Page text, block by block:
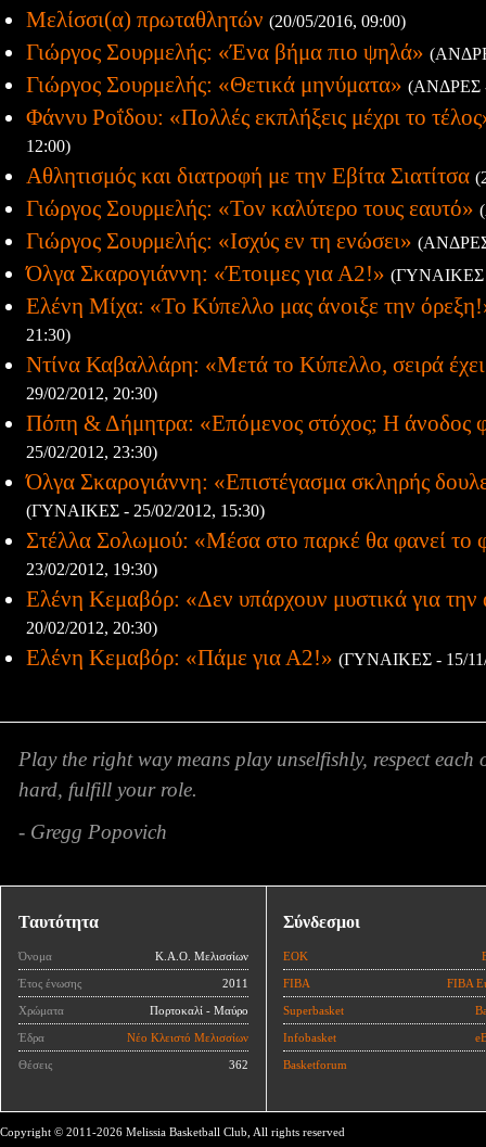
Μελίσσι(α) πρωταθλητών (20/05/2016, 09:00)
Γιώργος Σουρμελής: «Ένα βήμα πιο ψηλά»
Γιώργος Σουρμελής: «Θετικά μηνύματα» (ΑΝΔΡΕΣ -
Φάννυ Ροΐδου: «Πολλές εκπλήξεις μέχρι το
12:00)
Αθλητισμός και διατροφή με την Εβίτα Σιατίτσα
Γιώργος Σουρμελής: «Τον καλύτερο τους εαυτό»
Γιώργος Σουρμελής: «Ισχύς εν τη ενώσει» (ΑΝΔΡΕΣ
Όλγα Σκαρογιάννη: «Έτοιμες για Α2!» (ΓΥΝΑΙΚΕΣ
Ελένη Μίχα: «Το Κύπελλο μας άνοιξε την
21:30)
Ντίνα Καβαλλάρη: «Μετά το Κύπελλο, σειρά
29/02/2012, 20:30)
Πόπη & Δήμητρα: «Επόμενος στόχος; Η άνοδος
25/02/2012, 23:30)
Όλγα Σκαρογιάννη: «Επιστέγασμα σκληρής
(ΓΥΝΑΙΚΕΣ - 25/02/2012, 15:30)
Στέλλα Σολωμού: «Μέσα στο παρκέ θα φανεί το
23/02/2012, 19:30)
Ελένη Κεμαβόρ: «Δεν υπάρχουν μυστικά για την
20/02/2012, 20:30)
Ελένη Κεμαβόρ: «Πάμε για Α2!» (ΓΥΝΑΙΚΕΣ - 15/
Play the right way means play unselfishly, respect each
hard, fulfill your role.
- Gregg Popovich
Ταυτότητα
Όνομα Κ.Α.Ο. Μελισσίων
Έτος ένωσης 2011
Χρώματα Πορτοκαλί - Μαύρο
Έδρα Νέο Κλειστό Μελισσίων
Θέσεις 362
Σύνδεσμοι
ΕΟΚ
FIBA FIBA
Superbasket
Infobasket
Basketforum
Copyright © 2011-2026 Melissia Basketball Club, All rights reserved